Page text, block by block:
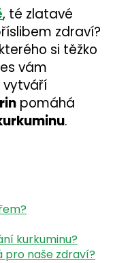
, té zlatavé
zdraví?
si těžko
vám
vytváří
pomáhá
.
kurkuminu?
naše zdraví?